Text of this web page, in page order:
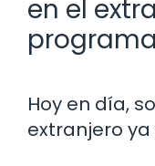
en el
Hoy en día,
extranjero